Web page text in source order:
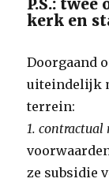
P.S.:
kerk en
Doorgaand
uiteindelijk
terrein:
1. contractual
ze subsidie